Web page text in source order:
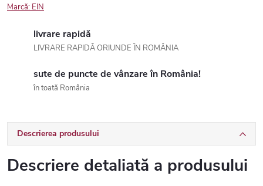
Marcă: EIN
livrare rapidă
LIVRARE RAPIDĂ ORIUNDE ÎN ROMÂNIA
sute de puncte de vânzare în România!
în toată România
Descrierea produsului
Descriere detaliată a produsului